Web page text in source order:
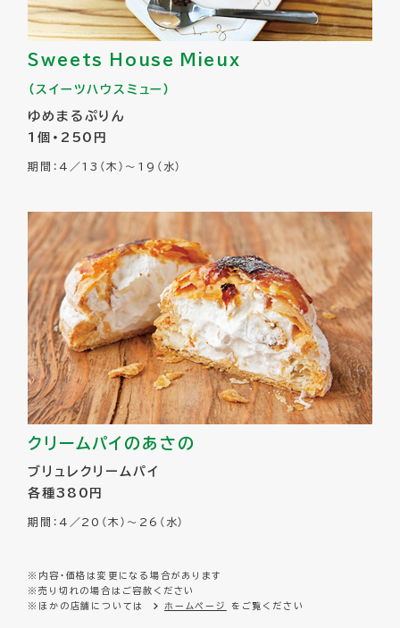
Sweets House Mieux
（スイーツハウスミュー）
ゆめまるぷりん
1個・250円
期間：4／13（木）～19（水）
クリームパイのあさの
ブリュレクリームパイ
各種380円
期間：4／20（木）～26（水）
※内容・価格は変更になる場合があります
※売り切れの場合はご容赦ください
※ほかの店舗については
ホームページ をご覧ください